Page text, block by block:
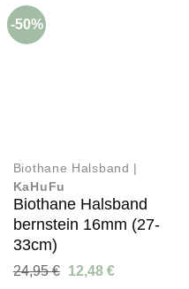
-50%
Biothane Halsband |
KaHuFu
Biothane Halsband
bernstein 16mm (27-
33cm)
24,95€
Ursprünglicher
12,48 €Aktueller